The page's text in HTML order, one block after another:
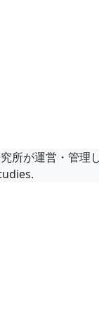
所が運営・管理